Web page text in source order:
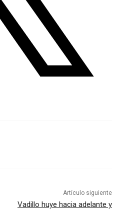
Artículo siguiente
Vadillo huye hacia adelante y